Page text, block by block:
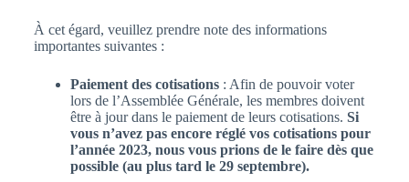
À cet égard, veuillez prendre note des informations
importantes suivantes :
Paiement des cotisations: Afin de pouvoir voter
lors de l’Assemblée Générale, les membres doivent
être à jour dans le paiement de leurs cotisations. Si
vous n’avez pas encore réglé vos cotisations pour
l’année 2023, nous vous prions de le faire dès que
possible (au plus tard le 29 septembre).